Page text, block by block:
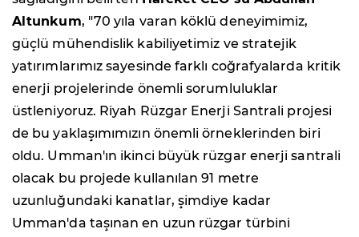
Altunkum, "70 yıla varan köklü deneyimimiz,
güçlü mühendislik kabiliyetimiz ve stratejik
yatırımlarımız sayesinde farklı coğrafyalarda kritik
enerji projelerinde önemli sorumluluklar
üstleniyoruz. Riyah Rüzgar Enerji Santrali projesi
de bu yaklaşımımızın önemli örneklerinden biri
oldu. Umman'ın ikinci büyük rüzgar enerji santrali
olacak bu projede kullanılan 91 metre
uzunluğundaki kanatlar, şimdiye kadar
Umman'da taşınan en uzun rüzgar türbini